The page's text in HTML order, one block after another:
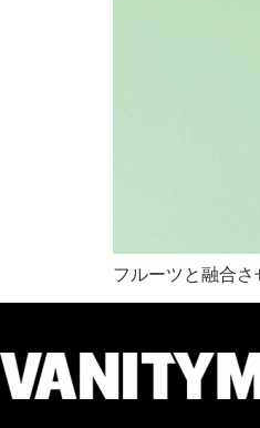
フルーツと融合